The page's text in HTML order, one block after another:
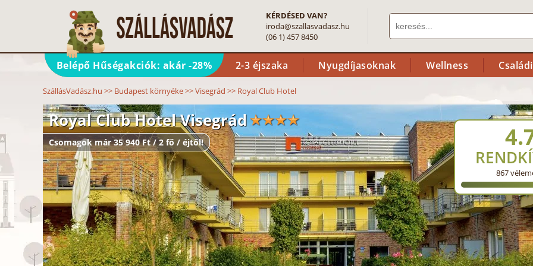
KÉRDÉSED VAN?
iroda@szallasvadasz.hu
(06 1) 457 8450
Belépő Hűségakciók: akár -28% 2-3 éjszaka Nyugdíjasoknak Wellness
SzállásVadász.hu >> Budapest környéke>>Visegrád >> Royal Club Hotel
Royal Club Hotel Visegrád
Csomagok már 35 940 Ft / 2 fő / éjtől!
867